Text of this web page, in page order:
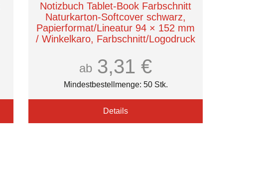
Notizbuch Tablet-Book Farbschnitt
Naturkarton-Softcover schwarz,
Papierformat/Lineatur 94 × 152 mm
/ Winkelkaro, Farbschnitt/Logodruck
ab 3,31 €
Mindestbestellmenge: 50 Stk.
Details